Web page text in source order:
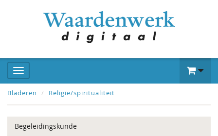
Bladeren Religie/spiritualiteit
Begeleidingskunde